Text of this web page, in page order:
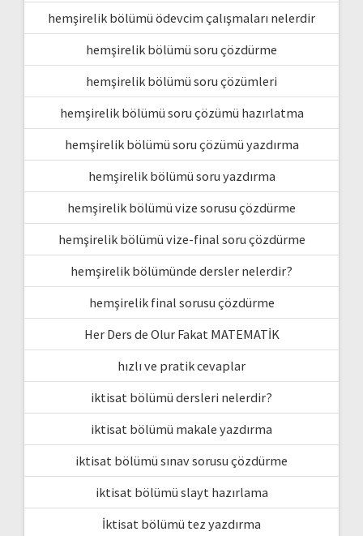
hemşirelik bölümü ödevcim çalışmaları nelerdir
hemşirelik bölümü soru çözdürme
hemşirelik bölümü soru çözümleri
hemşirelik bölümü soru çözümü hazırlatma
hemşirelik bölümü soru çözümü yazdırma
hemşirelik bölümü soru yazdırma
hemşirelik bölümü vize sorusu çözdürme
hemşirelik bölümü vize-final soru çözdürme
hemşirelik bölümünde dersler nelerdir?
hemşirelik final sorusu çözdürme
Her Ders de Olur Fakat MATEMATİK
hızlı ve pratik cevaplar
iktisat bölümü dersleri nelerdir?
iktisat bölümü makale yazdırma
iktisat bölümü sınav sorusu çözdürme
iktisat bölümü slayt hazırlama
İktisat bölümü tez yazdırma